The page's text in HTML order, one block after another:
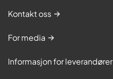
Kontakt oss
For media
Informasjon for leverandører